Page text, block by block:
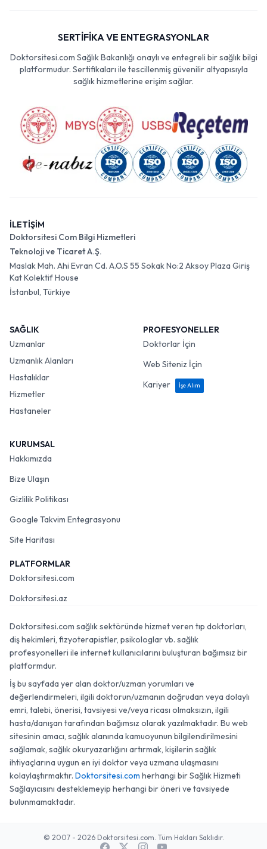
SERTİFİKA VE ENTEGRASYONLAR
Doktorsitesi.com Sağlık Bakanlığı onaylı ve entegreli bir sağlık bilgi
platformudur. Sertifikaları ile tescillenmiş güvenilir altyapısıyla
sağlık hizmetlerine erişim sağlar.
İLETİŞİM
Doktorsitesi Com Bilgi Hizmetleri
Teknoloji ve Ticaret A.Ş.
Maslak Mah. Ahi Evran Cd. A.O.S 55 Sokak No:2 Aksoy Plaza Giriş
Kat Kolektif House
İstanbul, Türkiye
SAĞLIK
Uzmanlar
Uzmanlık Alanları
Hastalıklar
Hizmetler
Hastaneler
PROFESYONELLER
Doktorlar İçin
Web Siteniz İçin
Kariyer
İşe Alım
KURUMSAL
Hakkımızda
Bize Ulaşın
Gizlilik Politikası
Google Takvim Entegrasyonu
Site Haritası
PLATFORMLAR
Doktorsitesi.com
Doktorsitesi.az
Doktorsitesi.com sağlık sektöründe hizmet veren tıp doktorları,
diş hekimleri, fizyoterapistler, psikologlar vb. sağlık
profesyonelleri ile internet kullanıcılarını buluşturan bağımsız bir
platformdur.
İş bu sayfada yer alan doktor/uzman yorumları ve
değerlendirmeleri, ilgili doktorun/uzmanın doğrudan veya dolaylı
emri, talebi, önerisi, tavsiyesi ve/veya ricası olmaksızın, ilgili
hasta/danışan tarafından bağımsız olarak yazılmaktadır. Bu web
sitesinin amacı, sağlık alanında kamuoyunun bilgilendirilmesini
sağlamak, sağlık okuryazarlığını artırmak, kişilerin sağlık
ihtiyaçlarına uygun en iyi doktor veya uzmana ulaşmasını
kolaylaştırmaktır. Doktorsitesi.com herhangi bir Sağlık Hizmeti
Sağlayıcısını desteklemeyip herhangi bir öneri ve tavsiyede
bulunmamaktadır.
© 2007 - 2026 Doktorsitesi.com. Tüm Hakları Saklıdır.